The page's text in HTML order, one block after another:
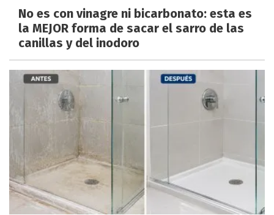
No es con vinagre ni bicarbonato: esta es
la MEJOR forma de sacar el sarro de las
canillas y del inodoro